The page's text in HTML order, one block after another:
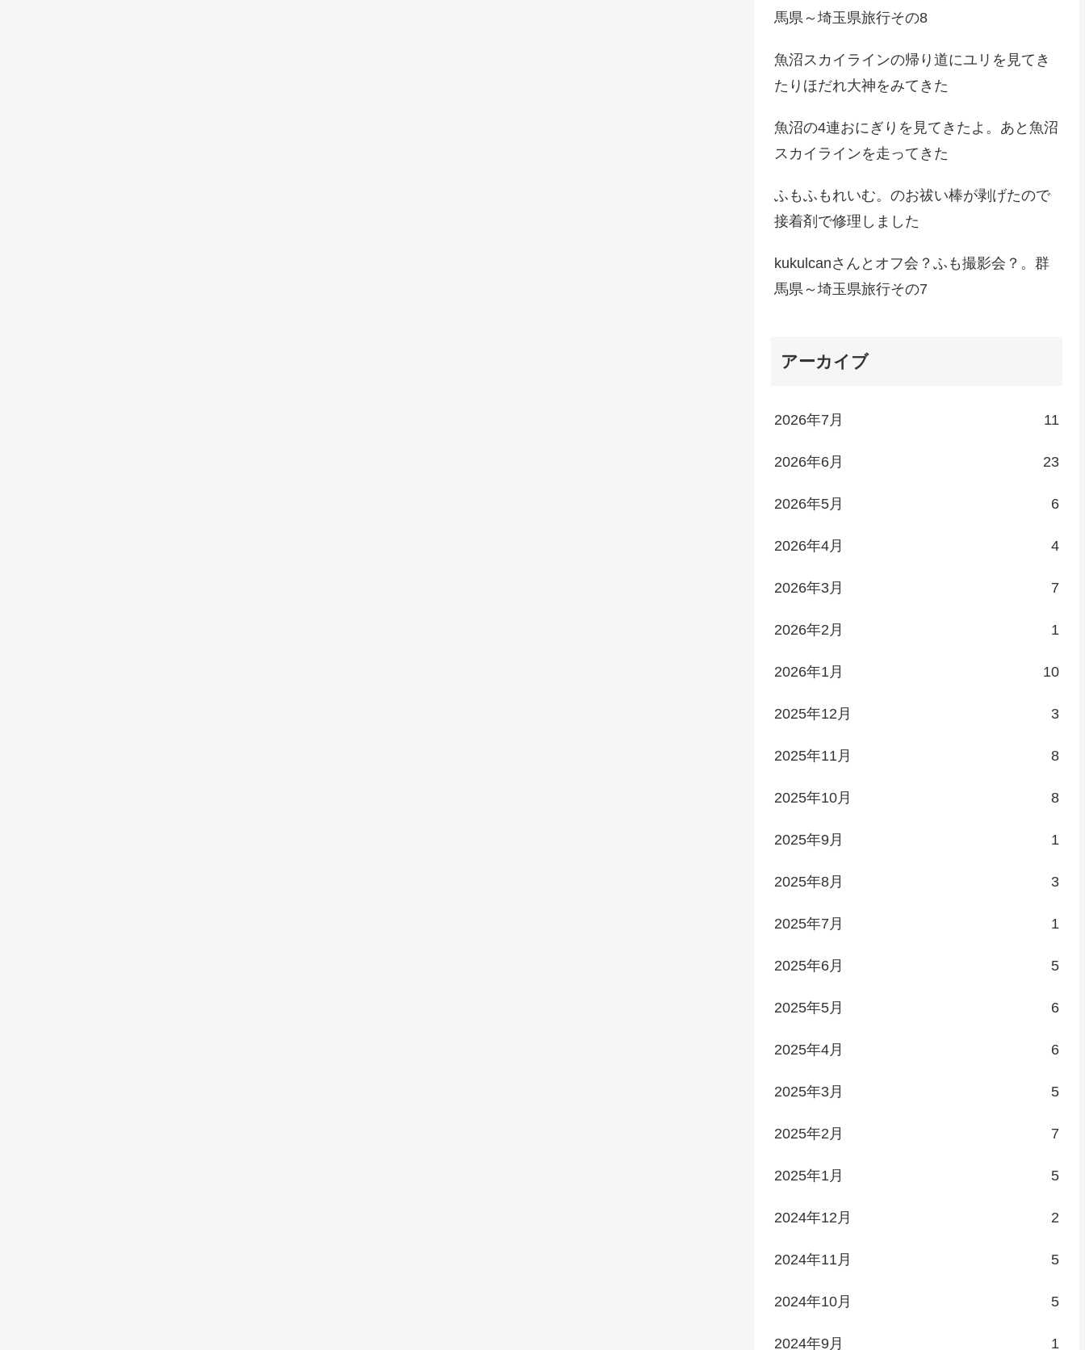
馬県～埼玉県旅行その8
魚沼スカイラインの帰り道にユリを見てき
たりほだれ大神をみてきた
魚沼の4連おにぎりを見てきたよ。あと魚沼
スカイラインを走ってきた
ふもふもれいむ。のお祓い棒が剥げたので
接着剤で修理しました
kukulcanさんとオフ会？ふも撮影会？。群
馬県～埼玉県旅行その7
アーカイブ
2026年7月 11
2026年6月 23
2026年5月 6
2026年4月 4
2026年3月 7
2026年2月 1
2026年1月 10
2025年12月 3
2025年11月 8
2025年10月 8
2025年9月 1
2025年8月 3
2025年7月 1
2025年6月 5
2025年5月 6
2025年4月 6
2025年3月 5
2025年2月 7
2025年1月 5
2024年12月 2
2024年11月 5
2024年10月 5
2024年9月 1